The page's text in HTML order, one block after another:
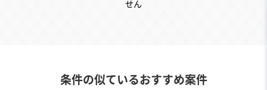
せん
条件の似ているおすすめ案件